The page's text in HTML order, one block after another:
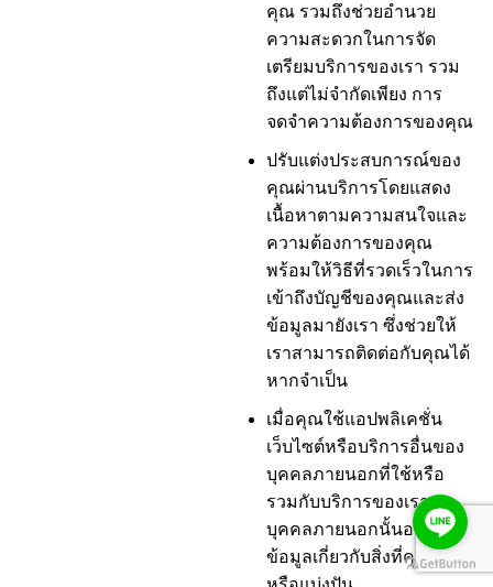
คุณ รวมถึงช่วยอำนวย
ความสะดวกในการจัด
เตรียมบริการของเรา รวม
ถึงแต่ไม่จำกัดเพียง การ
จดจำความต้องการของคุณ
ปรับแต่งประสบการณ์ของ
คุณผ่านบริการโดยแสดง
เนื้อหาตามความสนใจและ
ความต้องการของคุณ
พร้อมให้วิธีที่รวดเร็วในการ
เข้าถึงบัญชีของคุณและส่ง
ข้อมูลมายังเรา ซึ่งช่วยให้
เราสามารถติดต่อกับคุณได้
หากจำเป็น
เมื่อคุณใช้แอปพลิเคชั่น
เว็บไซต์หรือบริการอื่นของ
บุคคลภายนอกที่ใช้หรือ
รวมกับบริการของเรา
บุคคลภายนอกนั้นอาจรับ
ข้อมูลเกี่ยวกับสิ่งที่คุณโพสต์